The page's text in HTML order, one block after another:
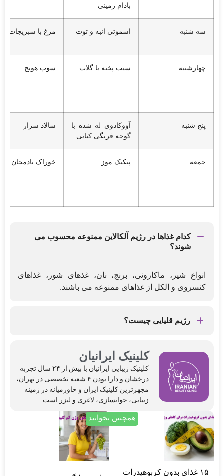
بادام زمینی
سه شنبه اسموتی انبه و توت مرغ با سبزیجات
چهارشنبه سیب پخته با گلاب سوپ هویج
پنج شنبه
آووکادوی له شده با
گوجه فرنگی کبابی
سالاد سزار
جمعه پنکیک موز خوراک بادمجان
کدام غذاها در رژیم آلکالاین ممنوعه محسوب می
شوند؟
انواع شیر، ماکارونی، برنج، نان، غذهای شور، غذاهای
کنسروی و الکل از غذاهای ممنوعه می باشند.
رژیم قلیایی چیست؟
مابقی از مواد اسیدی تشکیل شده است.
کلینیک ایرانیان
کلینیک‌ زیبایی ایرانیان با بیش از ۲۴ سال تجربه
درخشان و دارا بودن ۴ شعبه تخصصی در تهران،
مجهزترین کلینیک ایران و خاورمیانه در زمینه
زیبایی، جوانسازی، لاغری و لیزر است.
همچنین بخوانید
۱۵ غذای بدون کربوهیدرات